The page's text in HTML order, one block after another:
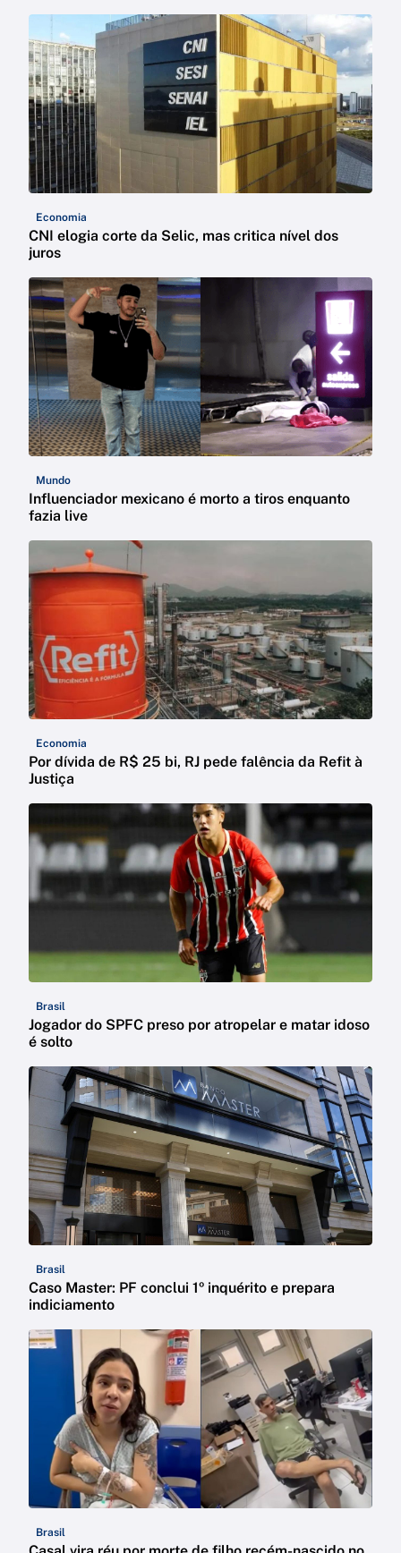
Economia
CNI elogia corte da Selic, mas critica nível dos
juros
Mundo
Influenciador mexicano é morto a tiros enquanto
fazia live
Economia
Por dívida de R$ 25 bi, RJ pede falência da Refit à
Justiça
Brasil
Jogador do SPFC preso por atropelar e matar idoso
é solto
Brasil
Caso Master: PF conclui 1º inquérito e prepara
indiciamento
Brasil